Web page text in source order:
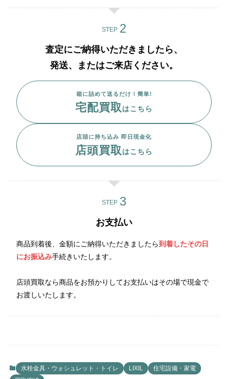
STEP
査定にご納得いただきましたら、
発送、またはご来店ください。
箱に詰めて送るだけ！簡単!
宅配買取はこちら
店頭に持ち込み 即日現金化
店頭買取はこちら
STEP
お支払い
商品到着後、金額にご納得いただきましたら到着したその日
にお振込み手続きいたします。
店頭買取なら商品をお預かりしてお支払いはその場で現金で
お渡しいたします。
水栓金具・ウォシュレット・トイレ LIXIL
住宅設備・家電